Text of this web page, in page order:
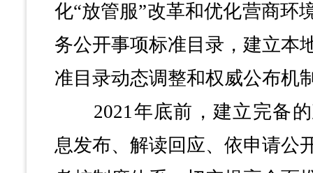
化“放管服”改革和优化营商环
务公开事项标准目录，建立本
准目录动态调整和权威公布机
2021年底前，建立完备的
息发布、解读回应、依申请公